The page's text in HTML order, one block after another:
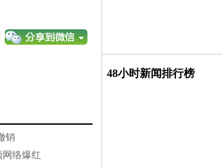
销
网络爆红
48小时新闻排行榜